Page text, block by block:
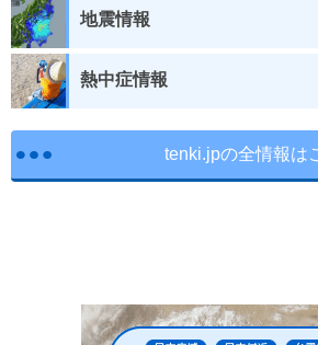
地震情報
熱中症情報
tenki.jpの全情報は